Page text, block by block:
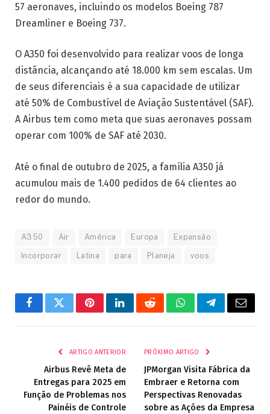
57 aeronaves, incluindo os modelos Boeing 787
Dreamliner e Boeing 737.
O A350 foi desenvolvido para realizar voos de longa
distância, alcançando até 18.000 km sem escalas. Um
de seus diferenciais é a sua capacidade de utilizar
até 50% de Combustível de Aviação Sustentável (SAF).
A Airbus tem como meta que suas aeronaves possam
operar com 100% de SAF até 2030.
Até o final de outubro de 2025, a família A350 já
acumulou mais de 1.400 pedidos de 64 clientes ao
redor do mundo.
A350 Air América Europa Expansão
Incorporar Latina para Planeja voos
FacebookTwitterPinterestLinkedInRedditWhatsAppTelegrama
E-
ARTIGO ANTERIOR
Airbus Revê Meta de
Entregas para 2025 em
Função de Problemas nos
Painéis de Controle
PRÓXIMO ARTIGO
JPMorgan Visita Fábrica da
Embraer e Retorna com
Perspectivas Renovadas
sobre as Ações da Empresa